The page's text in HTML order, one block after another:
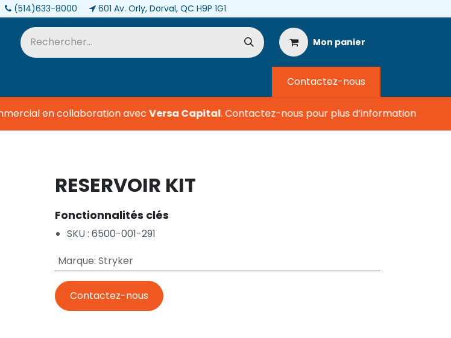
(514)633-8000 601 Av. Orly, Dorval, QC H9P 1G1
Mon panier
Contactez-nous
en collaboration avecVersa Capital.Contactez-nous pour plus d’information
RESERVOIR KIT
Fonctionnalités clés
SKU : 6500-001-291
Marque: Stryker
Contactez-nous